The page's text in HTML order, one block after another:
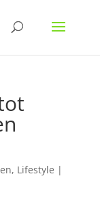
, Lifestyle |